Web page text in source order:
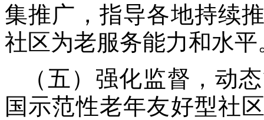
集推广，指导各地持续
社区为老服务能力和水平
（五）强化监督，动
国示范性老年友好型社